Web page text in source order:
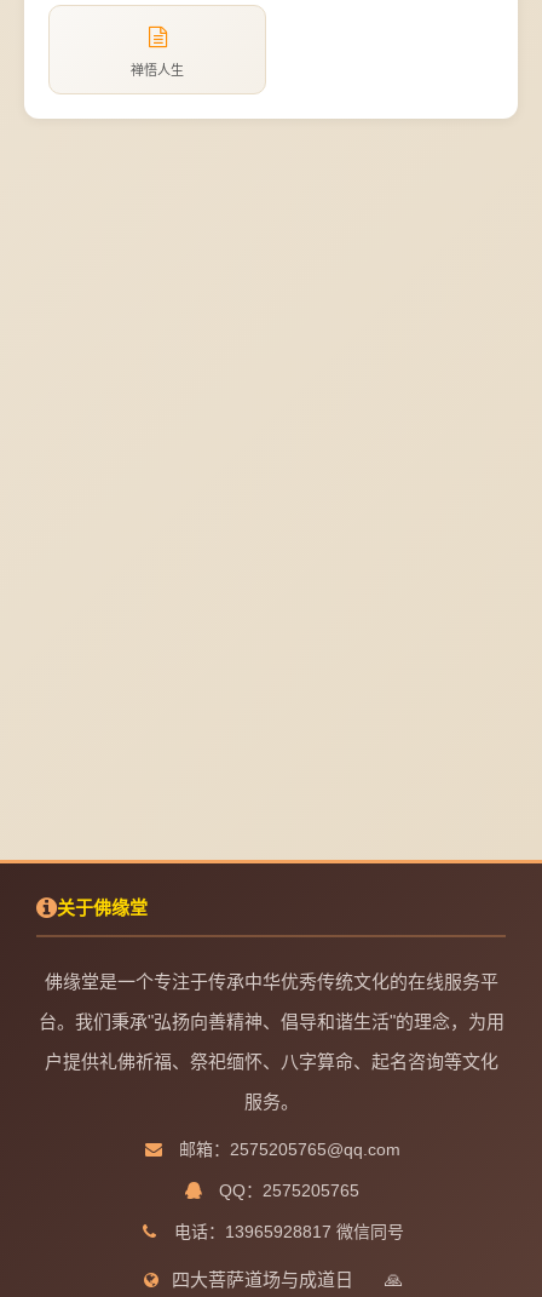
禅悟人生
关于佛缘堂
佛缘堂是一个专注于传承中华优秀传统文化的在线服务平
台。我们秉承"弘扬向善精神、倡导和谐生活"的理念，为用
户提供礼佛祈福、祭祀缅怀、八字算命、起名咨询等文化
服务。
邮箱：2575205765@qq.com
QQ：2575205765
电话：13965928817 微信同号
四大菩萨道场与成道日 🙏